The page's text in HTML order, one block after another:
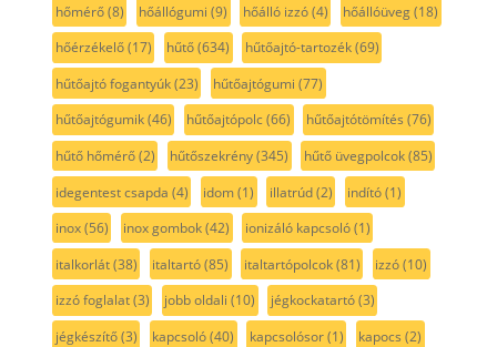
hőmérő(8) hőállógumi (9) hőálló izzó(4) hőállóüveg(18)
hőérzékelő(17) hűtő(634) hűtőajtó-tartozék(69)
hűtőajtó fogantyúk(23) hűtőajtógumi (77)
hűtőajtógumik(46) hűtőajtópolc(66) hűtőajtótömítés (76)
hűtő hőmérő(2) hűtőszekrény(345) hűtő üvegpolcok(85)
idegentest csapda (4) idom(1) illatrúd(2) indító(1)
inox(56) inox gombok(42) ionizáló kapcsoló(1)
italkorlát(38) italtartó(85) italtartópolcok(81) izzó(10)
izzó foglalat(3) jobb oldali (10) jégkockatartó(3)
jégkészítő(3) kapcsoló(40) kapcsolósor(1) kapocs (2)